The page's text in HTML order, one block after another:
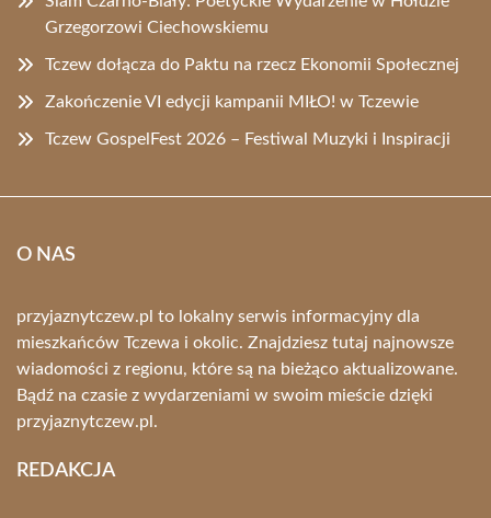
Grzegorzowi Ciechowskiemu
Tczew dołącza do Paktu na rzecz Ekonomii Społecznej
Zakończenie VI edycji kampanii MIŁO! w Tczewie
Tczew GospelFest 2026 – Festiwal Muzyki i Inspiracji
O NAS
przyjaznytczew.pl to lokalny serwis informacyjny dla
mieszkańców Tczewa i okolic. Znajdziesz tutaj najnowsze
wiadomości z regionu, które są na bieżąco aktualizowane.
Bądź na czasie z wydarzeniami w swoim mieście dzięki
przyjaznytczew.pl.
REDAKCJA